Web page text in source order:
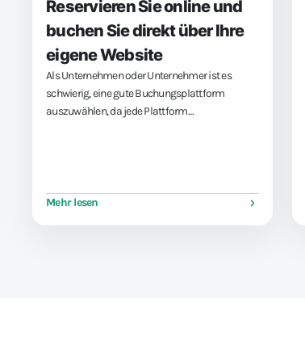
Reservieren Sie online und
buchen Sie direkt über Ihre
eigene Website
Als Unternehmen oder Unternehmer ist es
schwierig, eine gute Buchungsplattform
auszuwählen, da jede Plattform
Widget...
Mehr lesen